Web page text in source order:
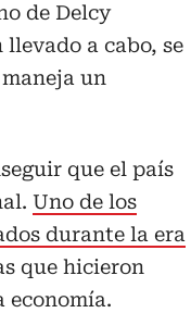
de Delcy
a cabo, se
maneja un
que el país
Uno de los
durante la era
que hicieron
economía.